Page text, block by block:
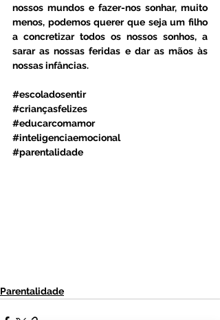
nossos mundos e fazer-nos sonhar, muito
menos, podemos querer que seja um filho
a concretizar todos os nossos sonhos, a
sarar as nossas feridas e dar as mãos às
nossas infâncias.
#escoladosentir
#criançasfelizes
#educarcomamor
#inteligenciaemocional
#parentalidade
Parentalidade